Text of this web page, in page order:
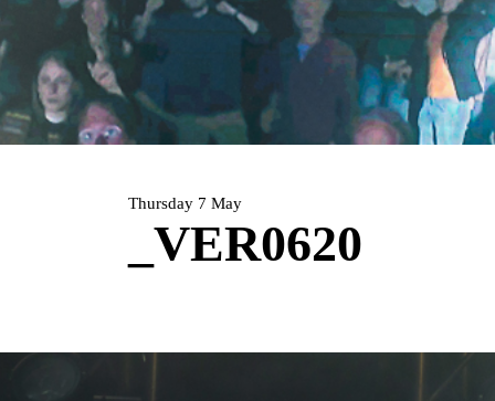
HOME PROGRAMMA
ARTDIVISIONFOTO’S NIEUWS
Thursday 7 May
_VER0620